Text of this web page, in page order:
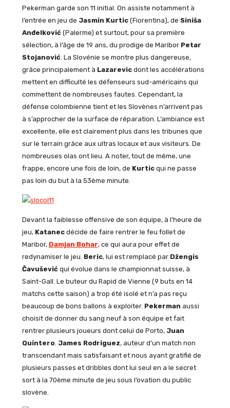
Pekerman garde son 11 initial. On assiste notamment à
l’entrée en jeu de Jasmin Kurtic(Fiorentina), de Siniša
Anđelković (Palerme) et surtout, pour sa première
sélection, à l’âge de 19 ans, du prodige de Maribor Petar
Stojanović. La Slovénie se montre plus dangereuse,
grâce principalement à Lazarevicdont les accélérations
mettent en difficulté les défenseurs sud-américains qui
commettent de nombreuses fautes. Cependant, la
défense colombienne tient et les Slovènes n’arrivent pas
à s’approcher de la surface de réparation. L’ambiance est
excellente, elle est clairement plus dans les tribunes que
sur le terrain grâce aux ultras locaux et aux visiteurs. De
nombreuses olas ont lieu. A noter, tout de même, une
frappe, encore une fois de loin, de Kurtic qui ne passe
pas loin du but à la 53ème minute.
Devant la faiblesse offensive de son équipe, à l’heure de
jeu, Katanecdécide de faire rentrer le feu follet de
Maribor, Damjan Bohar, ce qui aura pour effet de
redynamiser le jeu. Beric, lui est remplacé parDžengis
Čavuševićqui évolue dans le championnat suisse, à
Saint-Gall. Le buteur du Rapid de Vienne (9 buts en 14
matchs cette saison) a trop été isolé et n’a pas reçu
beaucoup de bons ballons à exploiter. Pekerman aussi
choisit de donner du sang neuf à son équipe et fait
rentrer plusieurs joueurs dont celui de Porto, Juan
Quintero. James Rodriguez, auteur d’un match non
transcendant mais satisfaisant et nous ayant gratifié de
plusieurs passes et dribbles dont lui seul en a le secret
sort à la 70ème minute de jeu sous l’ovation du public
slovène.